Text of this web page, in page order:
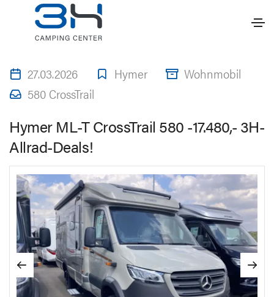
27.03.2026 Hymer
Wohnmobil
580 CrossTrail
Hymer ML-T CrossTrail 580 -17.480,- 3H-
Allrad-Deals!